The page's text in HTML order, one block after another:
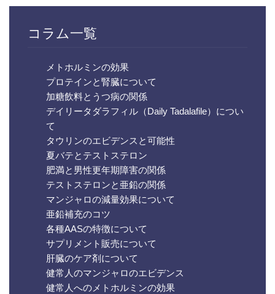
コラム一覧
メトホルミンの効果
プロテインと腎臓について
加糖飲料とうつ病の関係
デイリータダラフィル（Daily Tadalafile）につい
て
タウリンのエビデンスと可能性
夏バテとテストステロン
肥満と男性更年期障害の関係
テストステロンと亜鉛の関係
マンジャロの減量効果について
亜鉛補充のコツ
各種AASの特徴について
サプリメント販売について
肝臓のケア剤について
健常人のマンジャロのエビデンス
健常人へのメトホルミンの効果